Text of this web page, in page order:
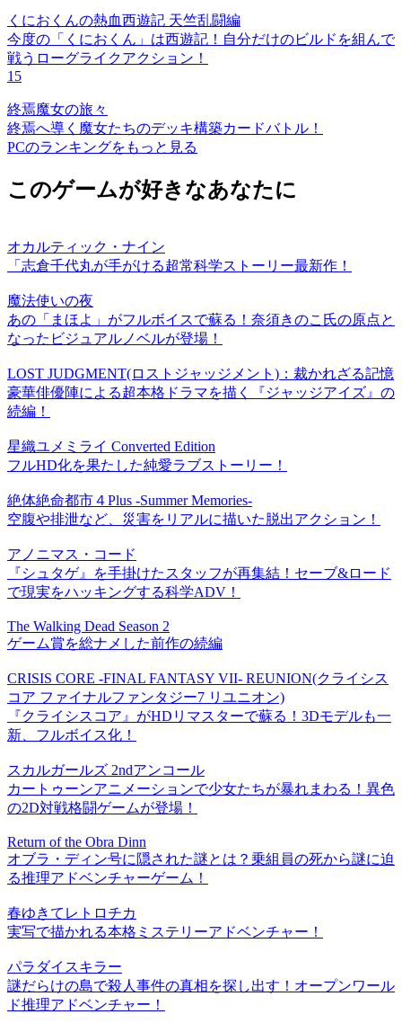
くにおくんの熱血西遊記 天竺乱闘編
今度の「くにおくん」は西遊記！自分だけのビルドを組んで
戦うローグライクアクション！
15
終焉魔女の旅々
終焉へ導く魔女たちのデッキ構築カードバトル！
PCのランキングをもっと見る
このゲームが好きなあなたに
オカルティック・ナイン
「志倉千代丸が手がける超常科学ストーリー最新作！
魔法使いの夜
あの「まほよ」がフルボイスで蘇る！奈須きのこ氏の原点と
なったビジュアルノベルが登場！
LOST JUDGMENT(ロストジャッジメント)：裁かれざる記憶
豪華俳優陣による超本格ドラマを描く『ジャッジアイズ』の
続編！
星織ユメミライ Converted Edition
フルHD化を果たした純愛ラブストーリー！
絶体絶命都市４Plus -Summer Memories-
空腹や排泄など、災害をリアルに描いた脱出アクション！
アノニマス・コード
『シュタゲ』を手掛けたスタッフが再集結！セーブ&ロード
で現実をハッキングする科学ADV！
The Walking Dead Season 2
ゲーム賞を総ナメした前作の続編
CRISIS CORE -FINAL FANTASY VII- REUNION(クライシス
コア ファイナルファンタジー7 リユニオン)
『クライシスコア』がHDリマスターで蘇る！3Dモデルも一
新、フルボイス化！
スカルガールズ 2ndアンコール
カートゥーンアニメーションで少女たちが暴れまわる！異色
の2D対戦格闘ゲームが登場！
Return of the Obra Dinn
オブラ・ディン号に隠された謎とは？乗組員の死から謎に迫
る推理アドベンチャーゲーム！
春ゆきてレトロチカ
実写で描かれる本格ミステリーアドベンチャー！
パラダイスキラー
謎だらけの島で殺人事件の真相を探し出す！オープンワール
ド推理アドベンチャー！